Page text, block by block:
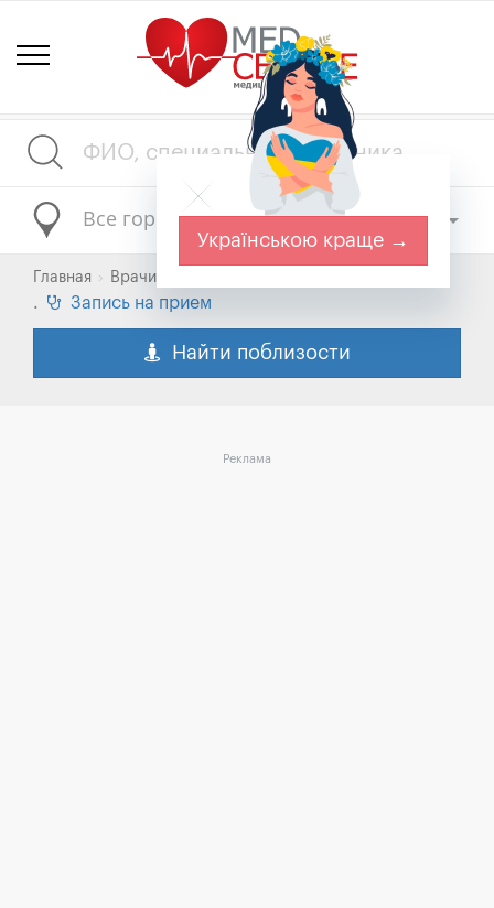
Все города
Главная Врачи Украины
. Запись на прием
Найти поблизости
Реклама
Українською краще →